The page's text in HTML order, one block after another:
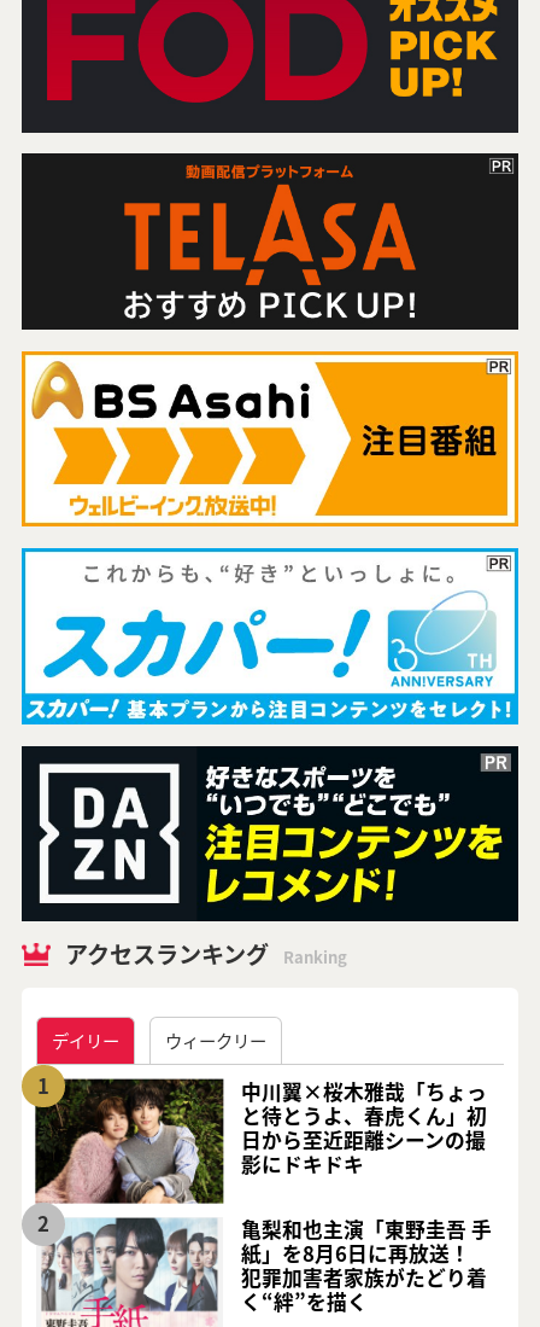
アクセスランキング Ranking
デイリー ウィークリー
1
中川翼×桜木雅哉「ちょっ
と待とうよ、春虎くん」初
日から至近距離シーンの撮
影にドキドキ
2
亀梨和也主演「東野圭吾 手
紙」を8月6日に再放送！
犯罪加害者家族がたどり着
く“絆”を描く